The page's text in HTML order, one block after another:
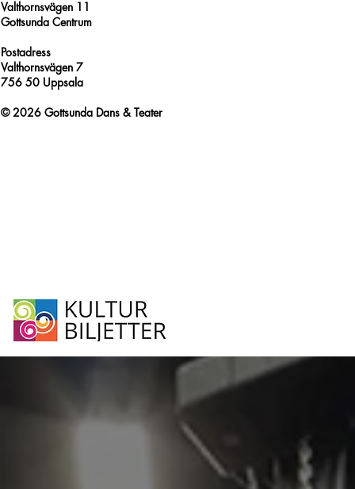
Valthornsvägen 11
Gottsunda Centrum
Postadress
Valthornsvägen 7
756 50 Uppsala
© 2026 Gottsunda Dans & Teater